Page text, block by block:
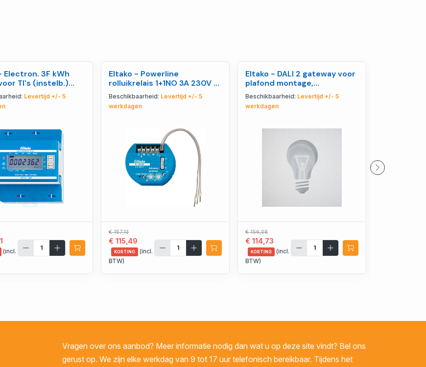
Electron. 3F kWh
TI's (instelb.)
- 28305712
Levertijd +/- 5
(incl.
Eltako - Powerline
rolluikrelais 1+1NO 3A 230V -
31100002
Beschikbaarheid: Levertijd +/- 5
werkdagen
€ 157,13
€ 115,49
KORTING
(incl.
BTW)
Eltako - DALI 2 gateway voor
plafond montage,
bidirectioneel - 30000047
Beschikbaarheid: Levertijd +/- 5
werkdagen
€ 156,09
€ 114,73
KORTING
(incl.
BTW)
Vragen over ons aanbod? Meer informatie nodig dan wat u op deze site vindt? Bel ons
gerust op. We zijn elke werkdag van 9 tot 17 uur telefonisch bereikbaar. Tijdens het